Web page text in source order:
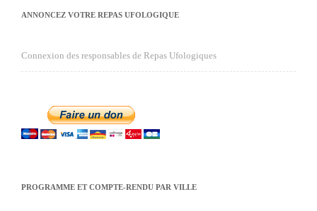
ANNONCEZ VOTRE REPAS UFOLOGIQUE
Connexion des responsables de Repas Ufologiques
PROGRAMME ET COMPTE-RENDU PAR VILLE